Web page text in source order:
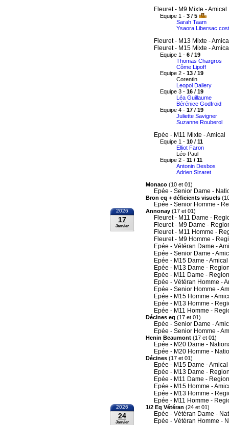
Fleuret - M9 Mixte - Amical
Equipe 1 - 3 / 5
Sarah Taam
Ysaora Libersac
Fleuret - M13 Mixte -
Fleuret - M15 Mixte -
Equipe 1 - 6 / 19
Thomas Chargros
Côme Lipoff
Equipe 2 - 13 / 19
Corentin
Leopol Dallery
Equipe 3 - 16 / 19
Léa Guillaume
Bérénice Godfroid
Equipe 4 - 17 / 19
Juliette Savigner
Suzanne Rouberol
Epée - M11 Mixte - Amical
Equipe 1 - 10 / 11
Elliot Faron
Léo-Paul
Equipe 2 - 11 / 11
Antonin Desbos
Adrien Sizaret
Monaco (10 et 01)
Epée - Senior Dame -
Bron eq + déficients visuels
Epée - Senior Homme -
2026
17
Janvier
Annonay (17 et 01)
Fleuret - M11 Dame -
Fleuret - M9 Dame -
Fleuret - M11 Homme -
Fleuret - M9 Homme -
Epée - Vétéran Dame -
Epée - Senior Dame -
Epée - M15 Dame - Amical
Epée - M13 Dame -
Epée - M11 Dame -
Epée - Vétéran Homme -
Epée - Senior Homme -
Epée - M15 Homme -
Epée - M13 Homme -
Epée - M11 Homme -
Décines eq (17 et 01)
Epée - Senior Dame -
Epée - Senior Homme -
Henin Beaumont (17 et 01)
Epée - M20 Dame -
Epée - M20 Homme -
Décines (17 et 01)
Epée - M15 Dame - Amical
Epée - M13 Dame -
Epée - M11 Dame -
Epée - M15 Homme -
Epée - M13 Homme -
Epée - M11 Homme -
2026
24
Janvier
1/2 Eq Vétéran (24 et 01)
Epée - Vétéran Dame -
Epée - Vétéran Homme -